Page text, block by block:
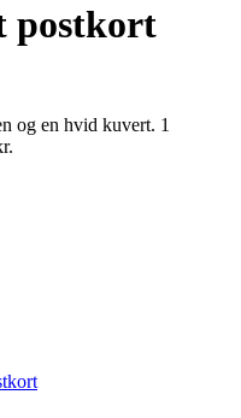
postkort
og en hvid kuvert. 1